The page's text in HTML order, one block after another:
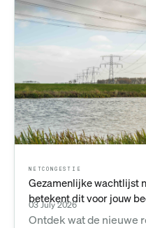
NETCONGESTIE
Gezamenlijke wachtlijst
betekent dit voor jouw
03 July 2026
Ontdek wat de nieuwe